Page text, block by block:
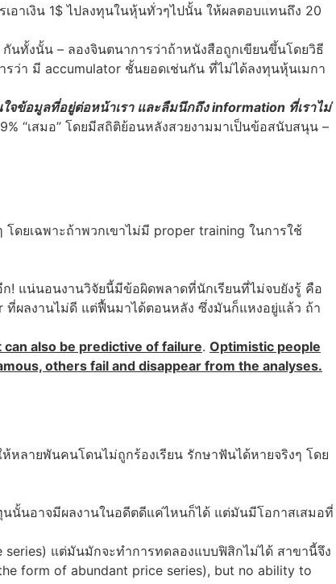
าเงิน 1$ ไปลงทุนในหุ้นทั่วๆไปนั้น ให้ผลตอบแทนถึง 20
นทั้งนั้น – ลองจินตนาการว่าถ้าหนังสือถูกเขียนขึ้นโดยวิธี
รว่า มี accumulator ชั้นยอดเช่นกัน ที่ไม่ได้ลงทุนหุ้นเมกา
จข้อมูลที่อยู่ต่อหน้าเรา และลืมนึกถึง information ที่เราไม่
“เสมอ” โดยมีสถิติย้อนหลังสวยงามมาเป็นข้อสนับสนุน –
ดยเฉพาะถ้าพวกเขาไม่มี proper training ในการใช้
ก! แน่นอนงานวิจัยนี้มีข้อผิดพลาดที่นักเรียนที่ไม่จบยังรู้ คือ
ที่ผลงานไม่ดี แต่ฟื้นมาได้ตอนหลัง ซึ่งมันก็แหงอยู่แล้ว ถ้า
can also be predictive of failure. Optimistic people
others fail and disappear from the analyses.
ลายพันคนโดนไม่ถูกร้องเรียน รักษาฟันได้หายจริงๆ โดย
นั้นอาจมีผลงานในอดีตดีแค่ไหนก็ได้ แต่มันมีโอกาสเสมอที่
แต่มันมักจะทำการทดลองแบบฟิสิกไม่ได้ สาขานี้จึง
form of abundant price series), but no ability to